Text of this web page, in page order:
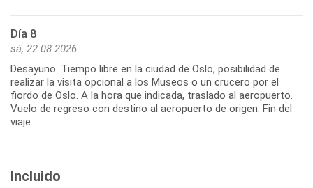
Día 8
sá, 22.08.2026
Desayuno. Tiempo libre en la ciudad de Oslo, posibilidad de
realizar la visita opcional a los Museos o un crucero por el
fiordo de Oslo. A la hora que indicada, traslado al aeropuerto.
Vuelo de regreso con destino al aeropuerto de origen. Fin del
viaje
Incluido